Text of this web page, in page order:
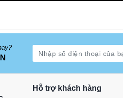
Hỗ trợ khách hàng